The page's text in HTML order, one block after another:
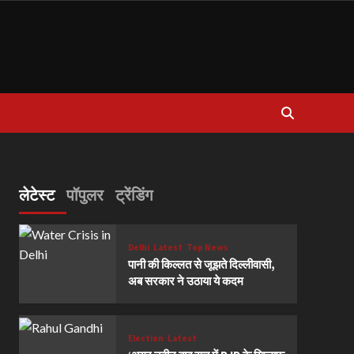
लेटेस्ट पॉपुलर ट्रेंडिंग
Delhi Latest Top News
पानी की किल्लत से जूझते दिल्लीवासी,
अब सरकार ने उठाया ये कदम
Election Latest